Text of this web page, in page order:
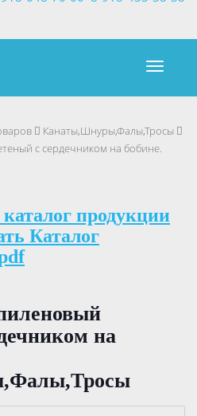
Канаты,Шнуры,Фалы,Тросы
с сердечником на бобине.
продукции
Каталог
на